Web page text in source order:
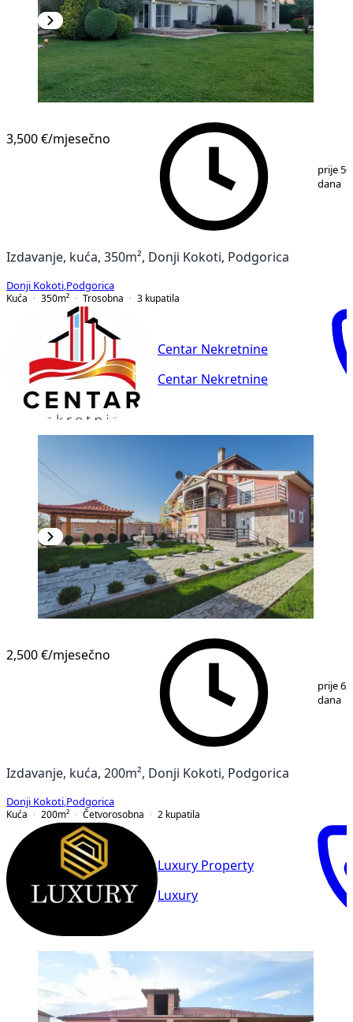
3,500 €/mjesečno
prije 50
dana
Izdavanje, kuća, 350m², Donji Kokoti, Podgorica
Donji Kokoti Podgorica
Kuća
350m² Trosobna 3 kupatila
Centar Nekretnine
Centar Nekretnine
2,500 €/mjesečno
prije 62
dana
Izdavanje, kuća, 200m², Donji Kokoti, Podgorica
Donji Kokoti Podgorica
Kuća
200m² Četvorosobna 2 kupatila
Luxury Property
Luxury